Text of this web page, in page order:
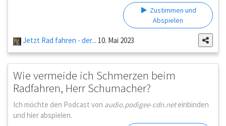
Zustimmen und
Abspielen
Jetzt Rad fahren - der... 10. Mai 2023
Wie vermeide ich Schmerzen beim
Radfahren, Herr Schumacher?
Ich möchte den Podcast von audio.podigee-cdn.neteinbinden
und hier abspielen.